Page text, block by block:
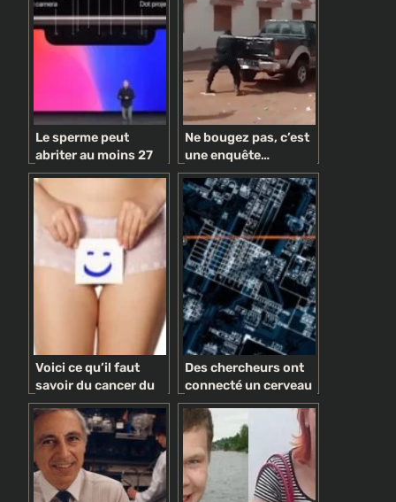
Le sperme peut
abriter au moins 27
virus
Ne bougez pas, c’est
une enquête…
politique !
Voici ce qu’il faut
savoir du cancer du
col de l’utérus
Des chercheurs ont
connecté un cerveau
à Internet et veulent y
télécharger des
informations